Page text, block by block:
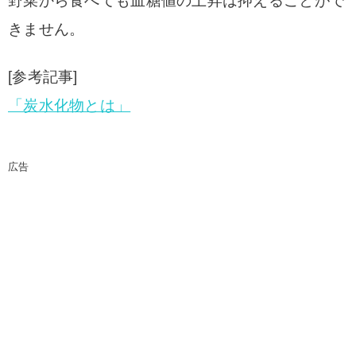
きません。
[参考記事]
「炭水化物とは」
広告